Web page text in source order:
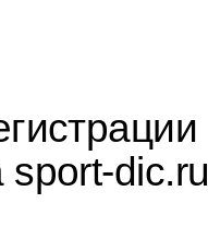
dic.ru